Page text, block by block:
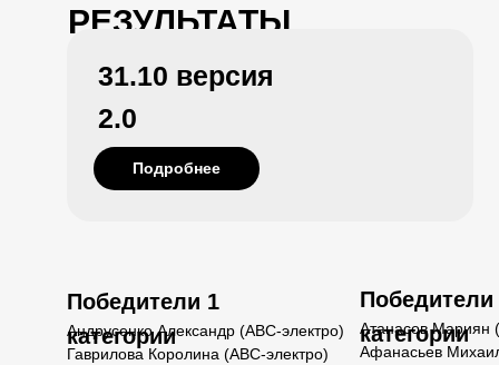
РЕЗУЛЬТАТЫ
31.10 версия
2.0
Подробнее
Андрусенко Александр (АВС-электро)
Гаврилова Королина (АВС-электро)
Победители 1
категории
Победители
категории
Атанасов Мариян
Афанасьев